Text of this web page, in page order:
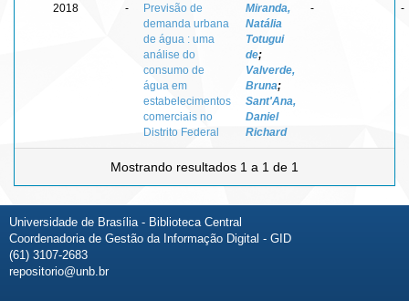
2018 -
Previsão de
demanda urbana
de água : uma
análise do
consumo de
água em
estabelecimentos
comerciais no
Distrito Federal
Miranda,
Natália
Totugui
de;
Valverde,
Bruna;
Sant'Ana,
Daniel
Richard
- -
Mostrando resultados 1 a 1 de 1
Universidade de Brasília - Biblioteca Central
Coordenadoria de Gestão da Informação Digital - GID
(61) 3107-2683
repositorio@unb.br